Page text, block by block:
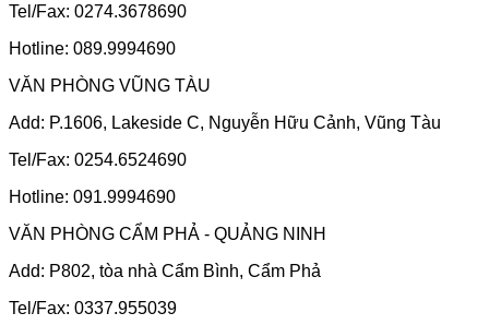
Tel/Fax: 0274.3678690
Hotline: 089.9994690
VĂN PHÒNG VŨNG TÀU
Add: P.1606, Lakeside C, Nguyễn Hữu Cảnh, Vũng Tàu
Tel/Fax: 0254.6524690
Hotline: 091.9994690
VĂN PHÒNG CẨM PHẢ - QUẢNG NINH
Add: P802, tòa nhà Cẩm Bình, Cẩm Phả
Tel/Fax: 0337.955039